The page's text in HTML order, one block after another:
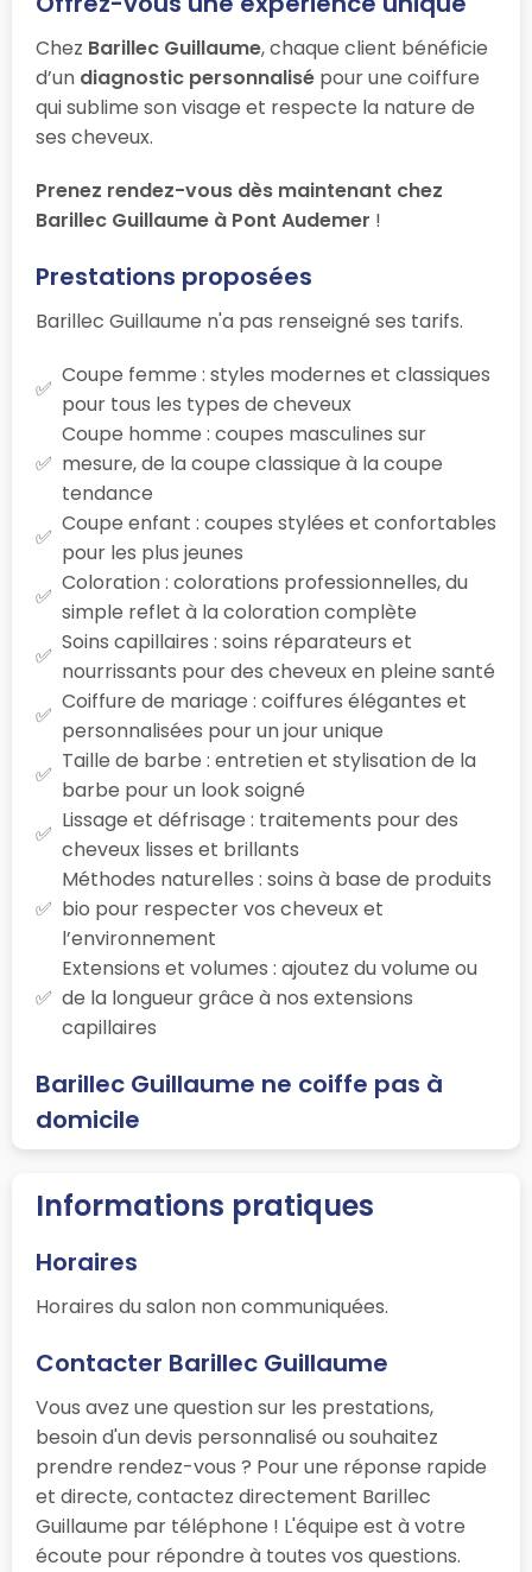
Chez Barillec Guillaume, chaque client bénéficie
d’un diagnostic personnalisé pour une coiffure
qui sublime son visage et respecte la nature de
ses cheveux.
Prenez rendez-vous dès maintenant chez
Barillec Guillaume à Pont Audemer !
Prestations proposées
Barillec Guillaume n'a pas renseigné ses tarifs.
Coupe femme : styles modernes et classiques
pour tous les types de cheveux
Coupe homme : coupes masculines sur
mesure, de la coupe classique à la coupe
tendance
Coupe enfant : coupes stylées et confortables
pour les plus jeunes
Coloration : colorations professionnelles, du
simple reflet à la coloration complète
Soins capillaires : soins réparateurs et
nourrissants pour des cheveux en pleine santé
Coiffure de mariage : coiffures élégantes et
personnalisées pour un jour unique
Taille de barbe : entretien et stylisation de la
barbe pour un look soigné
Lissage et défrisage : traitements pour des
cheveux lisses et brillants
Méthodes naturelles : soins à base de produits
bio pour respecter vos cheveux et
l’environnement
Extensions et volumes : ajoutez du volume ou
de la longueur grâce à nos extensions
capillaires
Barillec Guillaume ne coiffe pas à
domicile
Informations pratiques
Horaires
Horaires du salon non communiquées.
Contacter Barillec Guillaume
Vous avez une question sur les prestations,
besoin d'un devis personnalisé ou souhaitez
prendre rendez-vous ? Pour une réponse rapide
et directe, contactez directement Barillec
Guillaume par téléphone ! L'équipe est à votre
écoute pour répondre à toutes vos questions.